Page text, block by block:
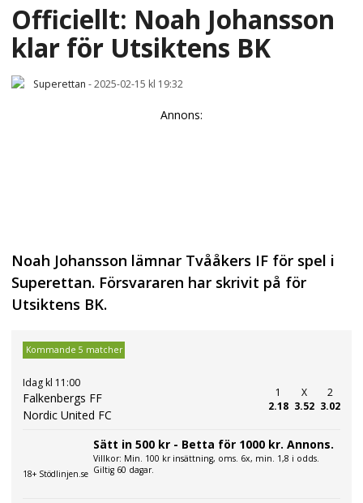
Officiellt: Noah Johansson
klar för Utsiktens BK
Superettan -2025-02-15 kl 19:32
Annons:
Noah Johansson lämnar Tvååkers IF för spel i
Superettan. Försvararen har skrivit på för
Utsiktens BK.
Kommande 5 matcher
Idag kl 11:00
Falkenbergs FF
Nordic United FC
1
2.18
X
3.52
2
3.02
18+ Stödlinjen.se
Sätt in 500 kr - Betta för 1000 kr. Annons.
Villkor: Min. 100 kr insättning, oms. 6x, min. 1,8 i odds.
Giltig 60 dagar.